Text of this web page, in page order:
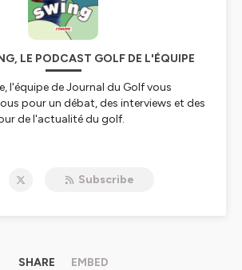
LE PODCAST GOLF DE L'ÉQUIPE
l'équipe de Journal du Golf vous
pour un débat, des interviews et des
de l'actualité du golf.
Subscribe
SHARE EMBED